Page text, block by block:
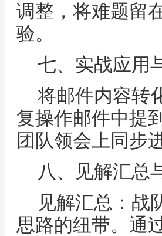
调整，将难题留
验。
七、实战应用
将邮件内容转
复操作邮件中提
团队领会上同步
八、见解汇总
见解汇总：战
思路的纽带。通